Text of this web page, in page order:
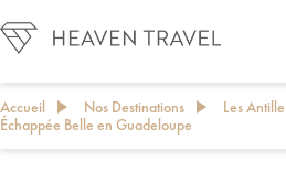
Accueil Nos Destinations
Les
Échappée Belle en Guadeloupe